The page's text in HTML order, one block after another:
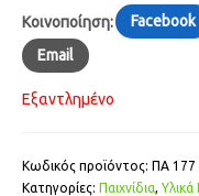
Κοινοποίηση: Facebook
Email
Εξαντλημένο
Κωδικός προϊόντος: ΠΑ 177
Κατηγορίες: Παιχνίδια, Υλικά